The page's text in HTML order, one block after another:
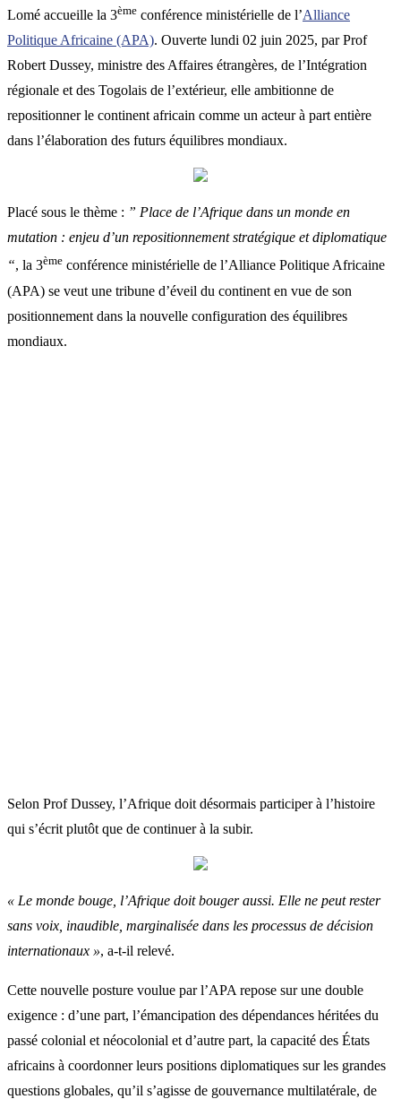
Lomé accueille la 3ème conférence ministérielle de l’Alliance
Politique Africaine (APA). Ouverte lundi 02 juin 2025, par Prof
Robert Dussey, ministre des Affaires étrangères, de l’Intégration
régionale et des Togolais de l’extérieur, elle ambitionne de
repositionner le continent africain comme un acteur à part entière
dans l’élaboration des futurs équilibres mondiaux.
Placé sous le thème : ” Place de l’Afrique dans un monde en
mutation : enjeu d’un repositionnement stratégique et diplomatique
“, la 3ème conférence ministérielle de l’Alliance Politique Africaine
(APA) se veut une tribune d’éveil du continent en vue de son
positionnement dans la nouvelle configuration des équilibres
mondiaux.
Selon Prof Dussey, l’Afrique doit désormais participer à l’histoire
qui s’écrit plutôt que de continuer à la subir.
« Le monde bouge, l’Afrique doit bouger aussi. Elle ne peut rester
sans voix, inaudible, marginalisée dans les processus de décision
internationaux », a-t-il relevé.
Cette nouvelle posture voulue par l’APA repose sur une double
exigence : d’une part, l’émancipation des dépendances héritées du
passé colonial et néocolonial et d’autre part, la capacité des États
africains à coordonner leurs positions diplomatiques sur les grandes
questions globales, qu’il s’agisse de gouvernance multilatérale, de